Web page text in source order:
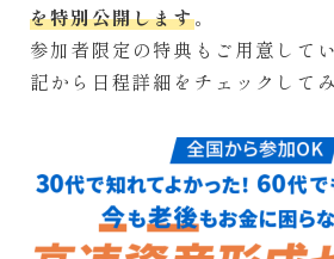
を特別公開します。
参加者限定の特典もご用意して
記から日程詳細をチェックして